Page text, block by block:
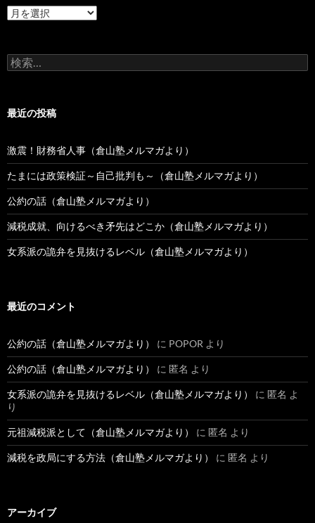
過
去
稿
検
索:
最近の投稿
激震！財務省人事（倉山塾メルマガより）
たまには政策検証～自己批判も～（倉山塾メルマガより）
公約の話（倉山塾メルマガより）
減税成就、向けるべき矛先はどこか（倉山塾メルマガより）
女系派の詭弁を見抜けるレベル（倉山塾メルマガより）
最近のコメント
公約の話（倉山塾メルマガより） に POPOR より
公約の話（倉山塾メルマガより） に 匿名 より
女系派の詭弁を見抜けるレベル（倉山塾メルマガより） に 匿名 よ
り
元祖減税派として（倉山塾メルマガより） に 匿名 より
減税を政局にする方法（倉山塾メルマガより） に 匿名 より
アーカイブ